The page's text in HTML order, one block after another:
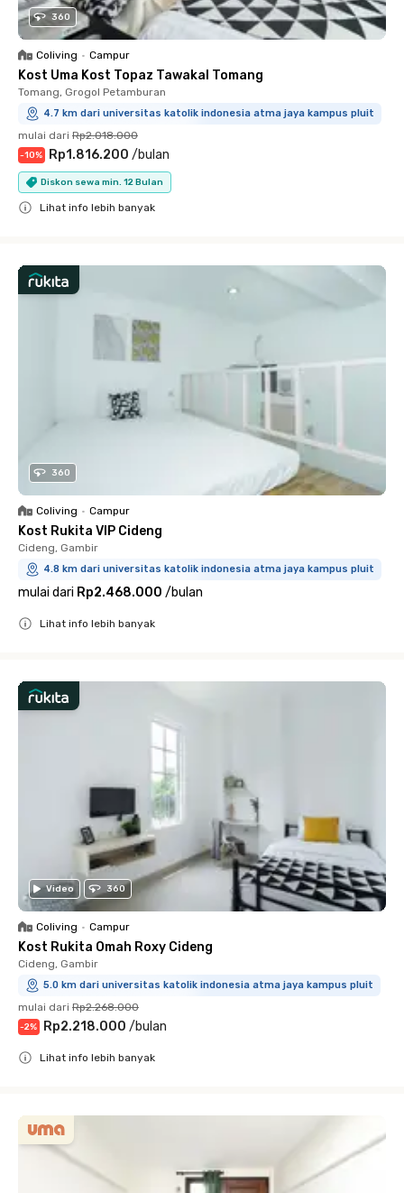
360
Coliving • Campur
Kost Uma Kost Topaz Tawakal Tomang
Tomang, Grogol Petamburan
4.7 km dari universitas katolik indonesia atma jaya kampus pluit
mulai dari Rp2.018.000
-10% Rp1.816.200 /bulan
Diskon sewa min. 12 Bulan
Lihat info lebih banyak
360
Coliving • Campur
Kost Rukita VIP Cideng
Cideng, Gambir
4.8 km dari universitas katolik indonesia atma jaya kampus pluit
mulai dari Rp2.468.000 /bulan
Lihat info lebih banyak
Video 360
Coliving • Campur
Kost Rukita Omah Roxy Cideng
Cideng, Gambir
5.0 km dari universitas katolik indonesia atma jaya kampus pluit
mulai dari Rp2.268.000
-2% Rp2.218.000 /bulan
Lihat info lebih banyak